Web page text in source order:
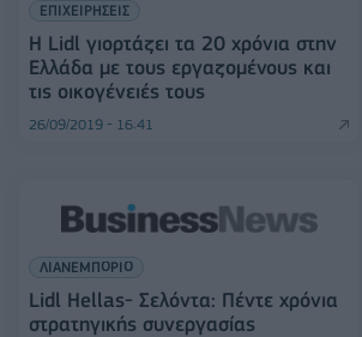
ΕΠΙΧΕΙΡΗΣΕΙΣ
Η Lidl γιορτάζει τα 20 χρόνια στην
Ελλάδα με τους εργαζομένους και
τις οικογένειές τους
26/09/2019 - 16:41
ΛΙΑΝΕΜΠΟΡΙΟ
Lidl Hellas- Σελόντα: Πέντε χρόνια
στρατηγικής συνεργασίας